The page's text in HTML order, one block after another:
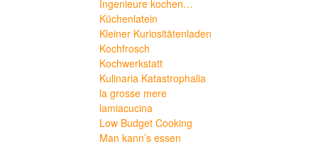
Ingenieure kochen…
Küchenlatein
Kleiner Kuriositätenladen
Kochfrosch
Kochwerkstatt
Kulinaria Katastrophalia
la grosse mere
lamiacucina
Low Budget Cooking
Man kann’s essen